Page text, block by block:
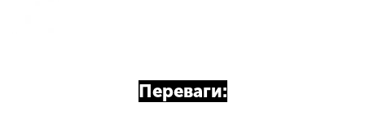
Переваги: